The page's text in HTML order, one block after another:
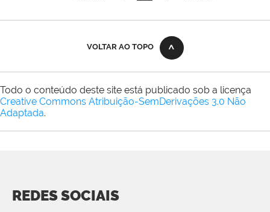
VOLTAR AO TOPO
Todo o conteúdo deste site está publicado sob a licença
Creative Commons Atribuição-SemDerivações 3.0 Não
Adaptada.
REDES SOCIAIS